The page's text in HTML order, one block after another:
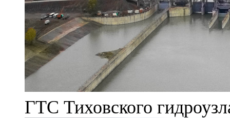
ГТС Тиховского